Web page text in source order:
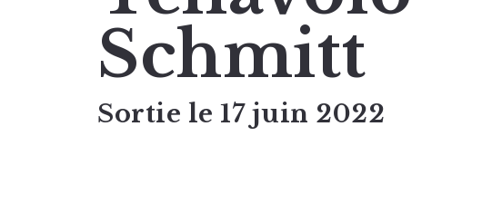
Schmitt
Sortie le 17 juin 2022